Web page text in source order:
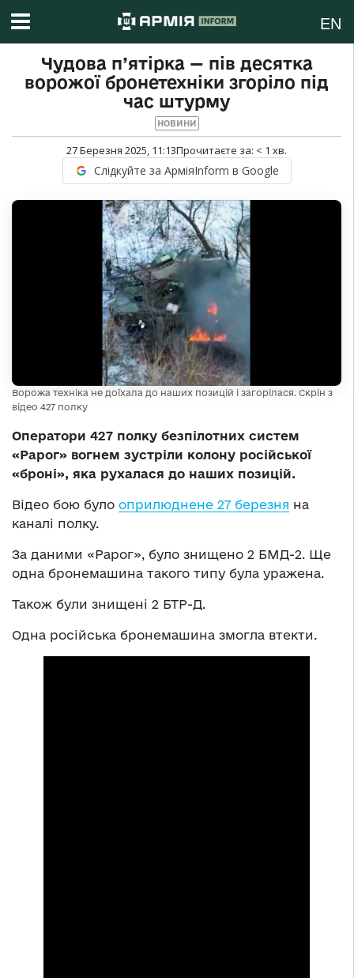
EN
Чудова п’ятірка — пів десятка
ворожої бронетехніки згоріло під
час штурму
НОВИНИ
27 Березня 2025, 11:13Прочитаєте за: < 1 хв.
Слідкуйте за АрміяInform в Google
Ворожа техніка не доїхала до наших позицій і загорілася. Скрін з
відео 427 полку
Оператори 427 полку безпілотних систем
«Рарог» вогнем зустріли колону російської
«броні», яка рухалася до наших позицій.
Відео бою було оприлюднене 27 березня на
каналі полку.
За даними «Рарог», було знищено 2 БМД-2. Ще
одна бронемашина такого типу була уражена.
Також були знищені 2 БТР-Д.
Одна російська бронемашина змогла втекти.